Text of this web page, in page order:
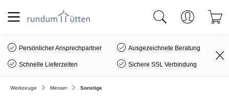
springen
Persönlicher Ansprechpartner Ausgezeichnete Beratung
Schnelle Lieferzeiten Sichere SSL Verbindung
Werkzeuge Messer Sonstige